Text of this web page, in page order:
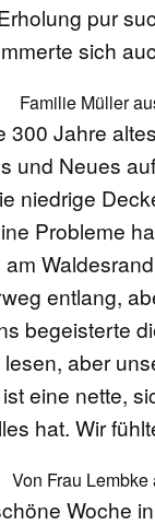
pur
sich
Familie Müller
300 Jahre
und Neues
niedrige
Probleme
entlang,
begeisterte
aber
eine nette,
hat. Wir
Von Frau
Woche